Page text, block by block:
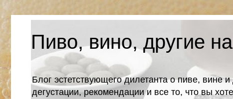
Пиво, вино, другие
Блог эстетствующего дилетанта о пиве, вине
дегустации, рекомендации и все то, что вы